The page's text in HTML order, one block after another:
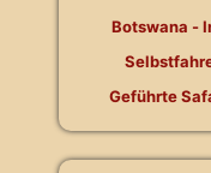
Botswana -
Geführte